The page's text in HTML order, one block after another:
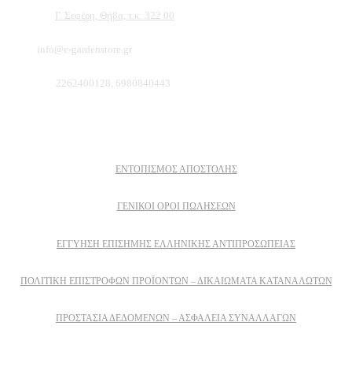
Γ. Σεφέρη, Θήβα, τ.κ. 322 00
info@e-gardenstore.gr
2262400128, 6980840443
ΕΝΤΟΠΙΣΜΟΣ ΑΠΟΣΤΟΛΗΣ
ΓΕΝΙΚΟΙ ΟΡΟΙ ΠΩΛΗΣΕΩΝ
ΕΓΓΎΗΣΗ ΕΠΊΣΗΜΗΣ ΕΛΛΗΝΙΚΉΣ ΑΝΤΙΠΡΟΣΩΠΕΊΑΣ
ΠΟΛΙΤΙΚΉ ΕΠΙΣΤΡΟΦΏΝ ΠΡΟΪΌΝΤΩΝ – ΔΙΚΑΙΏΜΑΤΑ ΚΑΤΑΝΑΛΩΤΏΝ
ΠΡΟΣΤΑΣΊΑ ΔΕΔΟΜΈΝΩΝ – ΑΣΦΆΛΕΙΑ ΣΥΝΑΛΛΑΓΏΝ